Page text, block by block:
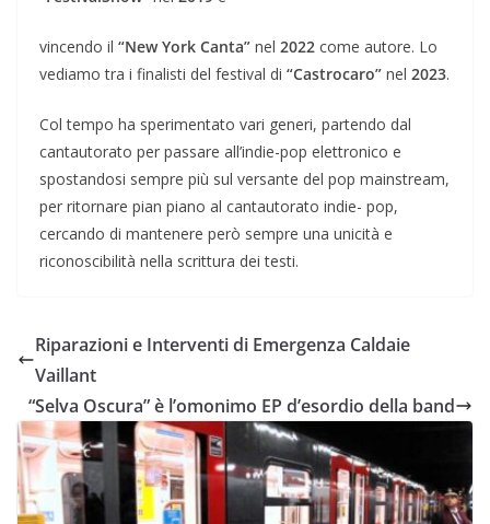
vincendo il “New York Canta” nel 2022 come autore. Lo
vediamo tra i finalisti del festival di “Castrocaro” nel 2023.
Col tempo ha sperimentato vari generi, partendo dal
cantautorato per passare all’indie-pop elettronico e
spostandosi sempre più sul versante del pop mainstream,
per ritornare pian piano al cantautorato indie- pop,
cercando di mantenere però sempre una unicità e
riconoscibilità nella scrittura dei testi.
Riparazioni e Interventi di Emergenza Caldaie
Vaillant
“Selva Oscura” è l’omonimo EP d’esordio della band